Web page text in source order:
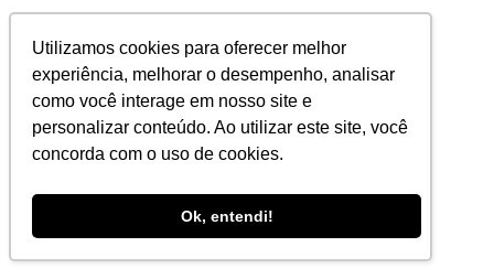
Utilizamos cookies para oferecer melhor
experiência, melhorar o desempenho, analisar
como você interage em nosso site e
personalizar conteúdo. Ao utilizar este site, você
concorda com o uso de cookies.
Ok, entendi!